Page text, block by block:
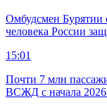
Омбудсмен Бурятии
человека России
15:01
Почти 7 млн
ВСЖД с начала 2026